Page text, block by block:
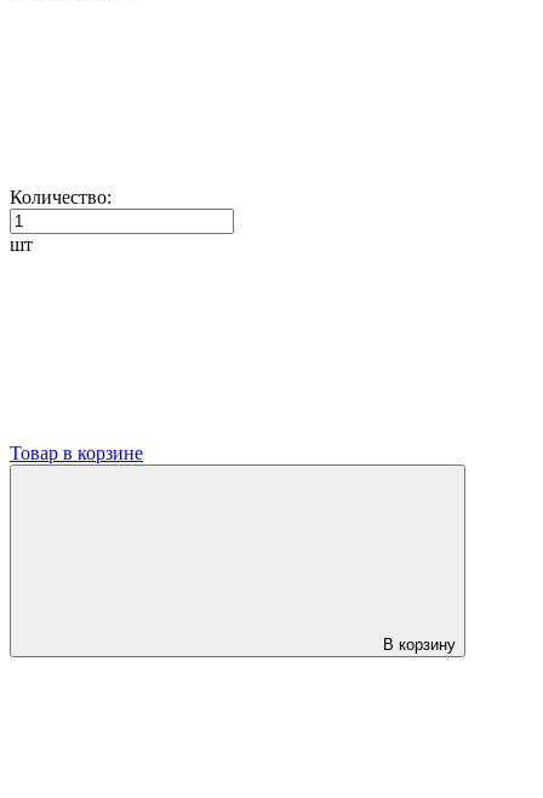
Количество:
шт
Товар в корзине
В корзину